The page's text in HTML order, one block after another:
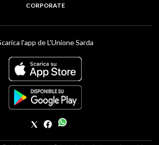
CORPORATE
l'app de L'Unione Sarda